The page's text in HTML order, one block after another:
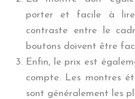
porter et facile à
contraste entre le
boutons doivent être
Enfin, le prix est
compte. Les montres
sont généralement les